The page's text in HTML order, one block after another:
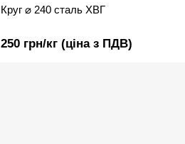
Круг ⌀ 240 сталь ХВГ
250 грн/кг (ціна з ПДВ)